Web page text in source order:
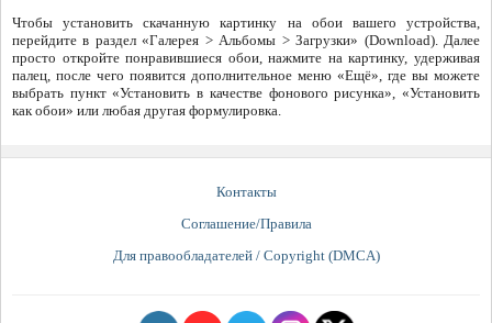
Чтобы установить скачанную картинку на обои вашего устройства,
перейдите в раздел «Галерея > Альбомы > Загрузки» (Download). Далее
просто откройте понравившиеся обои, нажмите на картинку, удерживая
палец, после чего появится дополнительное меню «Ещё», где вы можете
выбрать пункт «Установить в качестве фонового рисунка», «Установить
как обои» или любая другая формулировка.
Контакты
Соглашение/Правила
Для правообладателей / Copyright (DMCA)